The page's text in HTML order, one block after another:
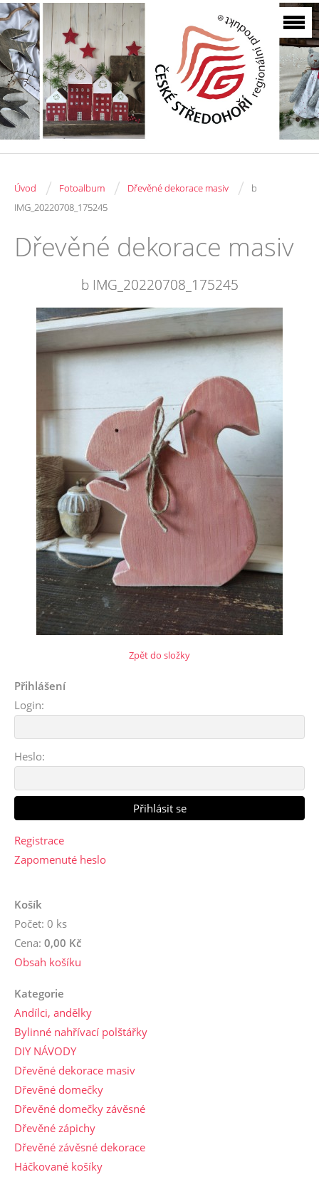
Úvod / Fotoalbum / Dřevěné dekorace masiv /
b
IMG_20220708_175245
Dřevěné dekorace masiv
b IMG_20220708_175245
Zpět do složky
Přihlášení
Login:
Heslo:
Registrace
Zapomenuté heslo
Košík
Počet: 0 ks
Cena: 0,00 Kč
Obsah košíku
Kategorie
Andílci, andělky
Bylinné nahřívací polštářky
DIY NÁVODY
Dřevěné dekorace masiv
Dřevěné domečky
Dřevěné domečky závěsné
Dřevěné zápichy
Dřevěné závěsné dekorace
Háčkované košíky